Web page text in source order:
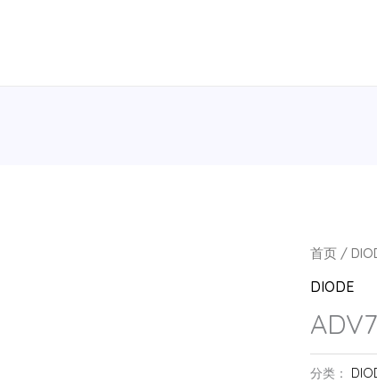
首页 /
DIODE
分类：